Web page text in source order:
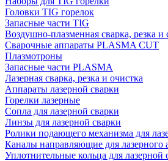
Головки TIG горелок
Запасные части TIG
Воздушно-плазменная сварка, резка и
Сварочные аппараты PLASMA CUT
Плазмотроны
Запасные части PLASMA
Лазерная сварка, резка и очистка
Аппараты лазерной сварки
Горелки лазерные
Сопла для лазерной сварки
Линзы для лазерной сварки
Ролики подающего механизма для
Каналы направляющие для лазерного
Уплотнительные кольца для лазерной